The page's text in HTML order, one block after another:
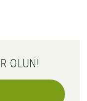
OLUN!